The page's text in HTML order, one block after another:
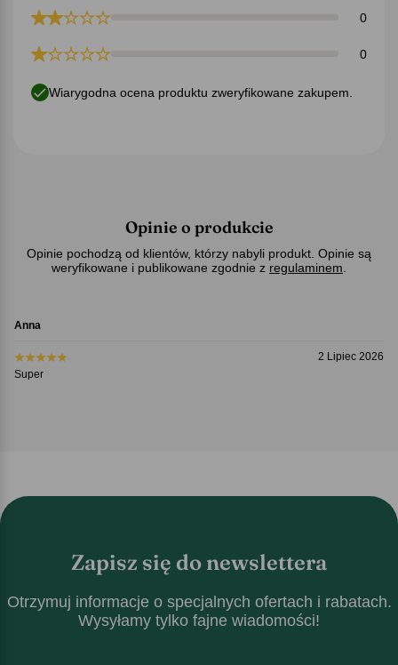
0
0
Wiarygodna ocena produktu zweryfikowane zakupem.
Opinie o produkcie
Opinie pochodzą od klientów, którzy nabyli produkt. Opinie są
weryfikowane i publikowane zgodnie z regulaminem
Anna
2 Lipiec 2026
Super
Zapisz się do newslettera
Otrzymuj informacje o specjalnych ofertach i rabatach.
Wysyłamy tylko fajne wiadomości!